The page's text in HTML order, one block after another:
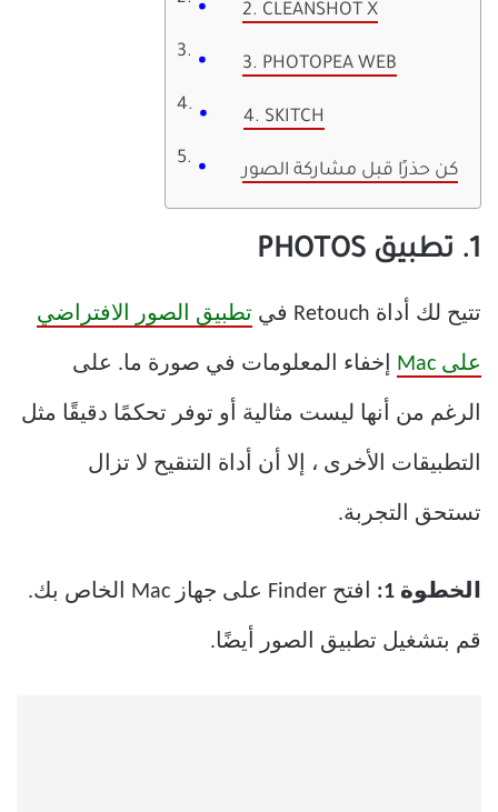
2. CLEANSHOT X
3. PHOTOPEA WEB
4. SKITCH
كن حذرًا قبل مشاركة الصور
1. تطبيق PHOTOS
تتيح لك أداة Retouch في تطبيق الصور الافتراضي
على Mac إخفاء المعلومات في صورة ما. على
الرغم من أنها ليست مثالية أو توفر تحكمًا دقيقًا مثل
التطبيقات الأخرى ، إلا أن أداة التنقيح لا تزال
تستحق التجربة.
الخطوة 1: افتح Finder على جهاز Mac الخاص بك.
قم بتشغيل تطبيق الصور أيضًا.